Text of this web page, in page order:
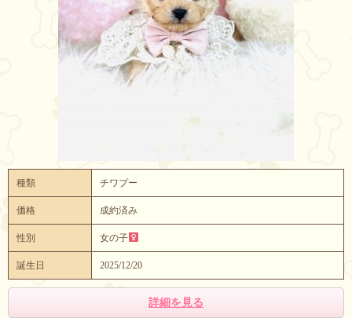
種類 チワプー
価格 成約済み
性別 女の子
誕生日 2025/12/20
詳細を見る